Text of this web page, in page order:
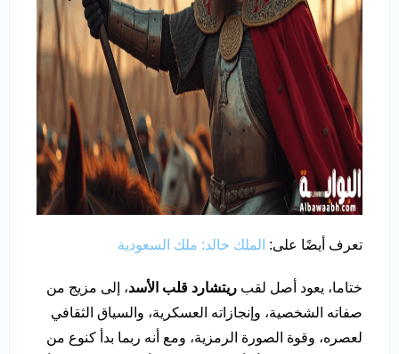
تعرف أيضًا على: الملك خالد: ملك السعودية
ختاما، يعود أصل لقب ريتشارد قلب الأسد، إلى مزيج من
صفاته الشخصية، وإنجازاته العسكرية، والسياق الثقافي
لعصره، وقوة الصورة الرمزية، ومع أنه ربما بدأ كنوع من